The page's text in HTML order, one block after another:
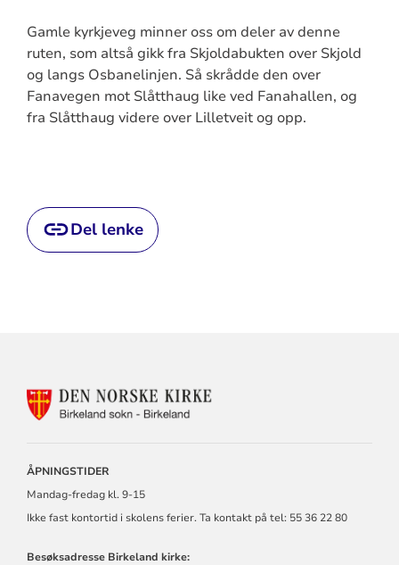
Gamle kyrkjeveg minner oss om deler av denne
ruten, som altså gikk fra Skjoldabukten over Skjold
og langs Osbanelinjen. Så skrådde den over
Fanavegen mot Slåtthaug like ved Fanahallen, og
fra Slåtthaug videre over Lilletveit og opp.
Del lenke
ÅPNINGSTIDER
Mandag-fredag kl. 9-15
Ikke fast kontortid i skolens ferier. Ta kontakt på tel: 55 36 22 80
Besøksadresse Birkeland kirke: